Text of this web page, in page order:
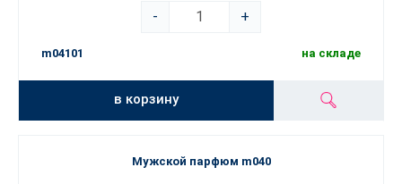
-
+
m04101 на складе
в корзину
Мужской парфюм m040